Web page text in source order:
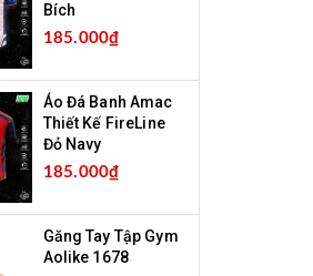
Bích
185.000₫
Áo Đá Banh Amac
Thiết Kế FireLine
Đỏ Navy
185.000₫
Găng Tay Tập Gym
Aolike 1678